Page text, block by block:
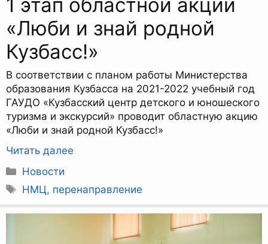
«Люби и знай родной
Кузбасс!»
В соответствии с планом работы Министерства
образования Кузбасса на 2021-2022 учебный год
ГАУДО «Кузбасский центр детского и юношеского
туризма и экскурсий» проводит областную акцию
«Люби и знай родной Кузбасс!»
Читать далее
Рубрики
Новости
Метки
НМЦ, перенаправление